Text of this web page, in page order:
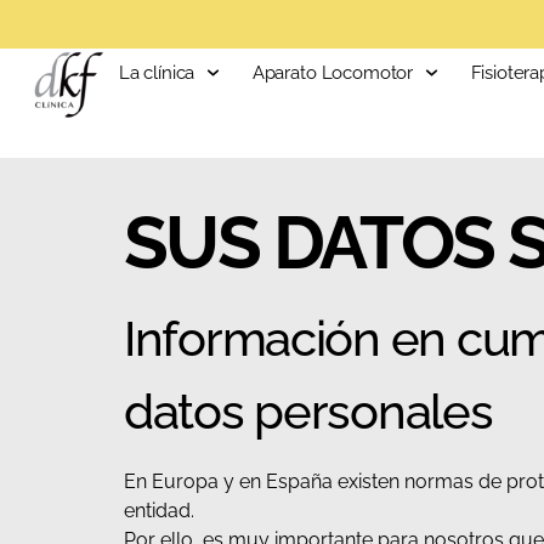
La clínica Aparato Locomotor
SUS DATOS
Información en
datos personales
En Europa y en España existen normas de
entidad.